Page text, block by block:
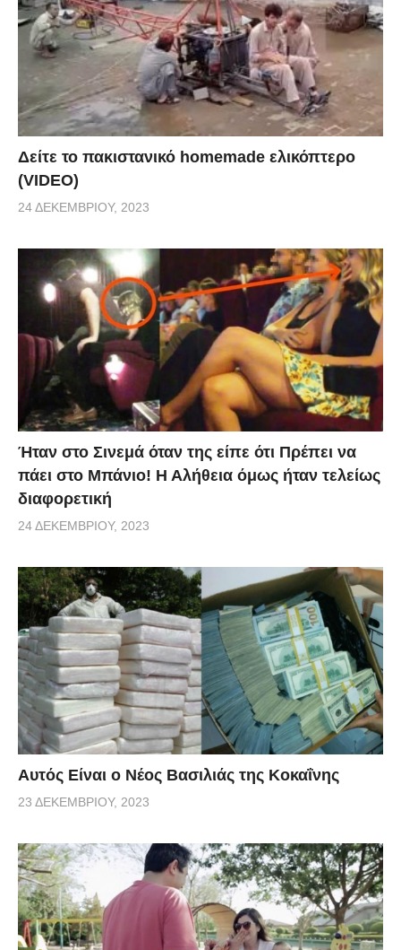
Δείτε το πακιστανικό homemade ελικόπτερο
(VIDEO)
24 ΔΕΚΕΜΒΡΊΟΥ, 2023
Ήταν στο Σινεμά όταν της είπε ότι Πρέπει να
πάει στο Μπάνιο! Η Αλήθεια όμως ήταν τελείως
διαφορετική
24 ΔΕΚΕΜΒΡΊΟΥ, 2023
Αυτός Είναι ο Νέος Βασιλιάς της Κοκαΐνης
23 ΔΕΚΕΜΒΡΊΟΥ, 2023